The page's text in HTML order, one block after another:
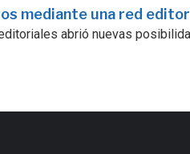
mediante una red
abrió nuevas